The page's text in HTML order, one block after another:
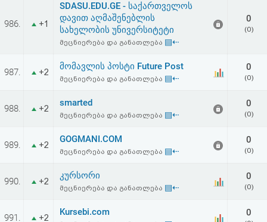
სალიცენზიო
შეთანხმება
პასუხისმგებლობის
უარყოფა
986. +1
SDASU.EDU.GE - საქართველოს
დავით აღმაშენებლის
სახელობის უნივერსიტეტი
მეცნიერება და განათლება ▤⇠
0
(0)
987. +2
მომავლის პოსტი Future Post
მეცნიერება და განათლება ▤⇠
0
(0)
988. +2
smarted
მეცნიერება და განათლება ▤⇠
0
(0)
989. +2
GOGMANI.COM
მეცნიერება და განათლება ▤⇠
0
(0)
990. +2
კურსორი
მეცნიერება და განათლება ▤⇠
0
(0)
991. +2
Kursebi.com 0